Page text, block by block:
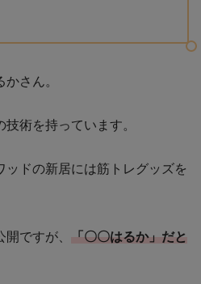
さん。
術を持っています。
ドの新居には筋トレグッズを
ですが、
「〇〇はるか」だと